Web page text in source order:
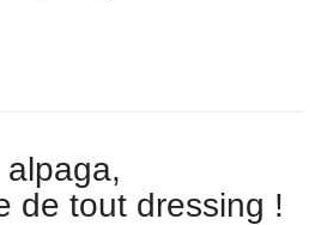
de tout dressing !